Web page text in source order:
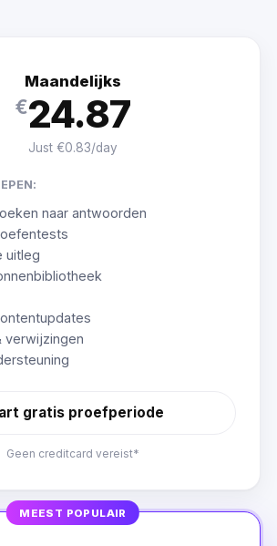
Maandelijks
€24.87
Just €0.83/day
naar antwoorden
uitleg
verwijzingen
gratis proefperiode
Geen creditcard vereist*
MEEST POPULAIR